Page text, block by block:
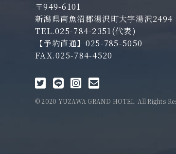
〒949-6101
新潟県南魚沼郡湯沢町大字湯沢2494
TEL.025-784-2351(代表)
【予約直通】 025-785-5050
FAX.025-784-4520
© 2020 YUZAWA GRAND HOTEL. All Rights